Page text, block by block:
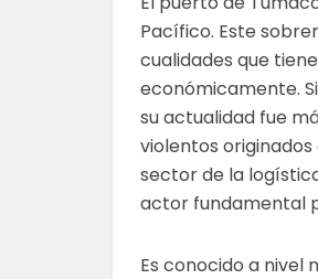
Pacífico. Este
cualidades que
económicamente.
su actualidad fue
violentos
sector de la
actor fundamental
Es conocido a nivel